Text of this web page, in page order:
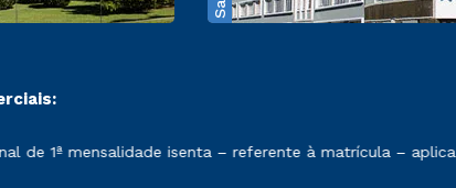
rematrícula conforme exposto no contrato de prestação
1ª mensalidade isenta – referente à matrícula – aplica-